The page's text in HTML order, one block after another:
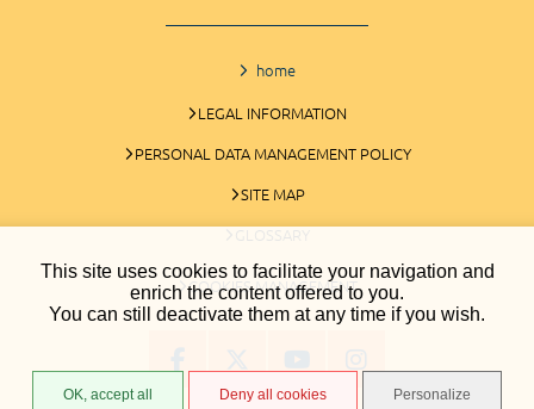
This site uses cookies to facilitate your navigation and
enrich the content offered to you.
You can still deactivate them at any time if you wish.
OK, accept all Deny all cookies Personalize
home
LEGAL INFORMATION
PERSONAL DATA MANAGEMENT POLICY
SITE MAP
GLOSSARY
COOKIES MANAGEMENT